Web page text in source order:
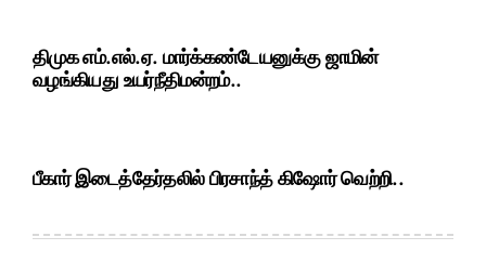
திமுக எம்.எல்.ஏ. மார்க்கண்டேயனுக்கு ஜாமின்
வழங்கியது உயர்நீதிமன்றம்..
பீகார் இடைத்தேர்தலில் பிரசாந்த் கிஷோர் வெற்றி..